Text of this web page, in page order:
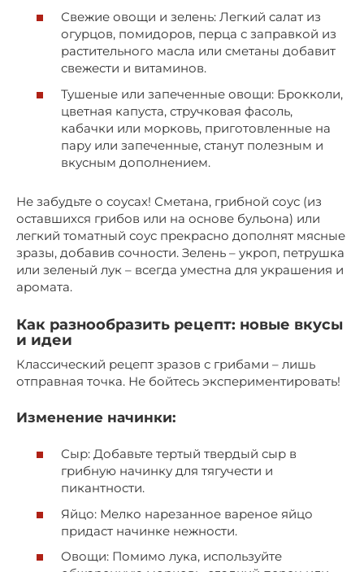
Свежие овощи и зелень: Легкий салат из
огурцов, помидоров, перца с заправкой из
растительного масла или сметаны добавит
свежести и витаминов.
Тушеные или запеченные овощи: Брокколи,
цветная капуста, стручковая фасоль,
кабачки или морковь, приготовленные на
пару или запеченные, станут полезным и
вкусным дополнением.
Не забудьте о соусах! Сметана, грибной соус (из
оставшихся грибов или на основе бульона) или
легкий томатный соус прекрасно дополнят мясные
зразы, добавив сочности. Зелень – укроп, петрушка
или зеленый лук – всегда уместна для украшения и
аромата.
Как разнообразить рецепт: новые вкусы
и идеи
Классический рецепт зразов с грибами – лишь
отправная точка. Не бойтесь экспериментировать!
Изменение начинки:
Сыр: Добавьте тертый твердый сыр в
грибную начинку для тягучести и
пикантности.
Яйцо: Мелко нарезанное вареное яйцо
придаст начинке нежности.
Овощи: Помимо лука, используйте